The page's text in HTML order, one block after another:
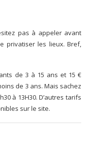
pas à appeler avant
privatiser les lieux. Bref,
de 3 à 15 ans et 15 €
de 3 ans. Mais sachez
à 13H30. D’autres tarifs
sur le site.